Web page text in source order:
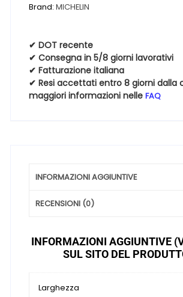
16
92H
Invernali
quantità
Brand:MICHELIN
✔ DOT recente
✔ Consegna in 5/8 giorni lavorativi
✔ Fatturazione italiana
✔ Resi accettati entro 8 giorni dalla
maggiori informazioni nelleFAQ
INFORMAZIONI AGGIUNTIVE
RECENSIONI (0)
INFORMAZIONI AGGIUNTIVE
SUL SITO DEL
Larghezza